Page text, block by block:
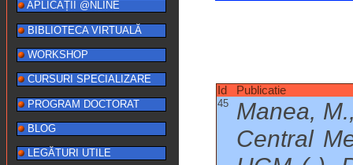
APLICAȚII @NLINE
BIBLIOTECA VIRTUALĂ
WORKSHOP
CURSURI SPECIALIZARE
PROGRAM DOCTORAT
BLOG
LEGĂTURI UTILE
Id Publicatie
45
Manea,
Central